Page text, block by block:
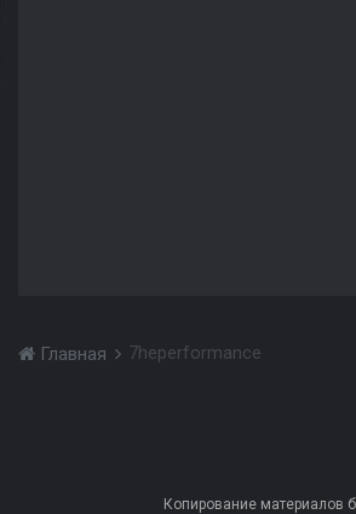
Главная 7heperformance
Копирование материалов